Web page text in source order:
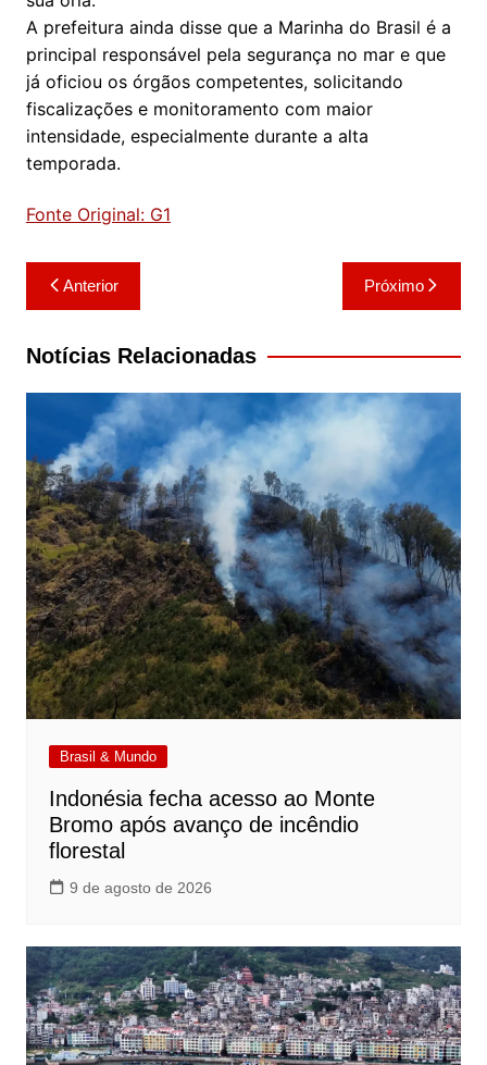
A prefeitura ainda disse que a Marinha do Brasil é a
principal responsável pela segurança no mar e que
já oficiou os órgãos competentes, solicitando
fiscalizações e monitoramento com maior
intensidade, especialmente durante a alta
temporada.
Fonte Original: G1
Navegação
de
Post
Anterior Próximo
Notícias Relacionadas
Brasil & Mundo
Indonésia fecha acesso ao Monte
Bromo após avanço de incêndio
florestal
9 de agosto de 2026